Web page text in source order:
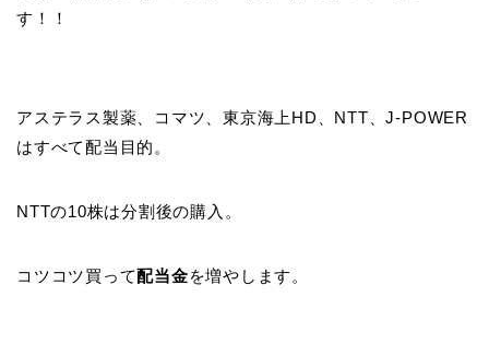
す！！
アステラス製薬、コマツ、東京海上HD、NTT、J-POWER
はすべて配当目的。
NTTの10株は分割後の購入。
コツコツ買って配当金を増やします。